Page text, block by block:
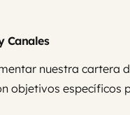
Canales
nuestra cartera
objetivos específicos